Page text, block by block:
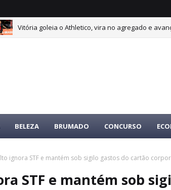
Vitória goleia o Athletico, vira no agregado e
BELEZA BRUMADO CONCURSO
ignora STF e mantém sob sigilo gastos do cartão
STF e mantém sob